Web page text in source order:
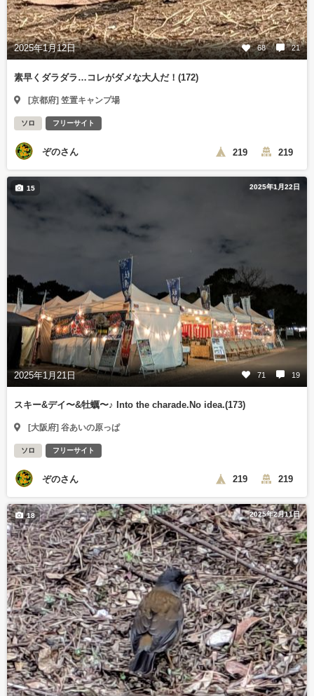
2025年1月12日 68 21
素早くダラダラ…コレがダメな大人だ！(172)
[京都府] 笠置キャンプ場
ソロ フリーサイト
ぞのさん 219 219
2025年1月22日
2025年1月21日 71 19
15
スキー&デイ〜&牡蠣〜♪ Into the charade.No idea.(173)
[大阪府] 谷あいの原っぱ
ソロ フリーサイト
ぞのさん 219 219
2025年2月11日
18